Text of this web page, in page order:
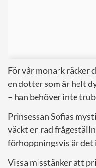
För vår monark räcker
en dotter som är helt
– han behöver inte
Prinsessan Sofias
väckt en rad
förhoppningsvis är
Vissa misstänker att